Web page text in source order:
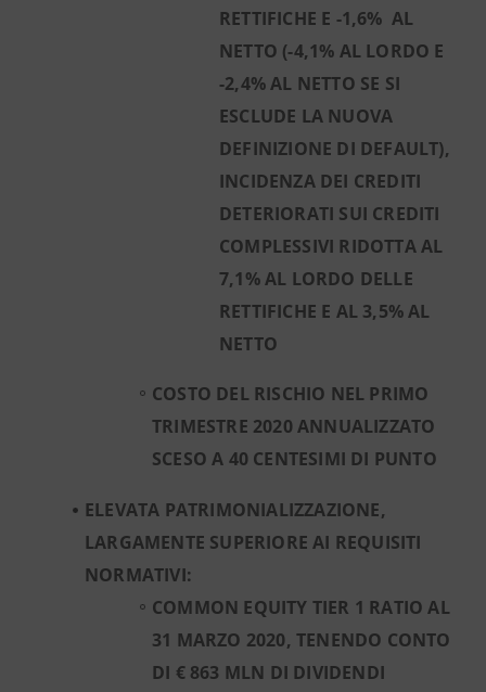
RETTIFICHE E -1,6% AL
NETTO (-4,1% AL LORDO E
-2,4% AL NETTO SE SI
ESCLUDE LA NUOVA
DEFINIZIONE DI DEFAULT),
INCIDENZA DEI CREDITI
DETERIORATI SUI CREDITI
COMPLESSIVI RIDOTTA AL
7,1% AL LORDO DELLE
RETTIFICHE E AL 3,5% AL
NETTO
COSTO DEL RISCHIO NEL PRIMO
TRIMESTRE 2020 ANNUALIZZATO
SCESO A 40 CENTESIMI DI PUNTO
ELEVATA PATRIMONIALIZZAZIONE,
LARGAMENTE SUPERIORE AI REQUISITI
NORMATIVI:
COMMON EQUITY TIER 1 RATIO AL
31 MARZO 2020, TENENDO CONTO
DI € 863 MLN DI DIVIDENDI